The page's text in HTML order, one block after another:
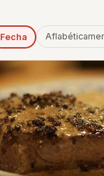
Fecha